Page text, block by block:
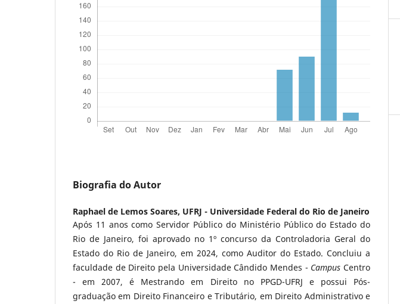
Biografia do Autor
Raphael de Lemos Soares, UFRJ - Universidade Federal do Rio de Janeiro
Após 11 anos como Servidor Público do Ministério Público do Estado do
Rio de Janeiro, foi aprovado no 1º concurso da Controladoria Geral do
Estado do Rio de Janeiro, em 2024, como Auditor do Estado. Concluiu a
faculdade de Direito pela Universidade Cândido Mendes - Campus Centro
- em 2007, é Mestrando em Direito no PPGD-UFRJ e possui Pós-
graduação em Direito Financeiro e Tributário, em Direito Administrativo e